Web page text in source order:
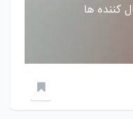
کننده ها